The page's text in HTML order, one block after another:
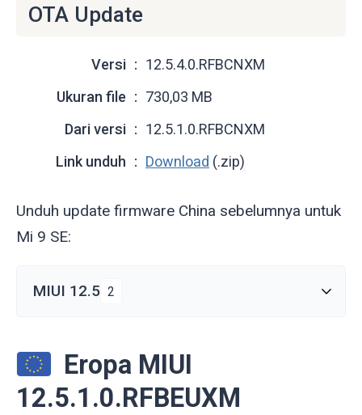
OTA Update
Versi
12.5.4.0.RFBCNXM
Ukuran file
730,03 MB
Dari versi
12.5.1.0.RFBCNXM
Link unduh
Download (.zip)
Unduh update firmware China sebelumnya untuk
Mi 9 SE:
MIUI 12.5 2
Eropa MIUI
12.5.1.0.RFBEUXM